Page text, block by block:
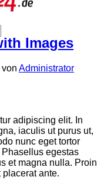
Images
von Administrator
adipiscing elit. In
iaculis ut purus ut,
nunc eget tortor
egestas
et magna nulla. Proin
ante.